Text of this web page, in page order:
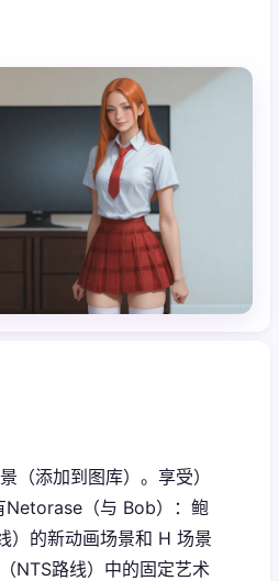
（添加到图库）。享受）
Netorase（与 Bob）：鲍
）的新动画场景和 H 场景
NTS路线）中的固定艺术